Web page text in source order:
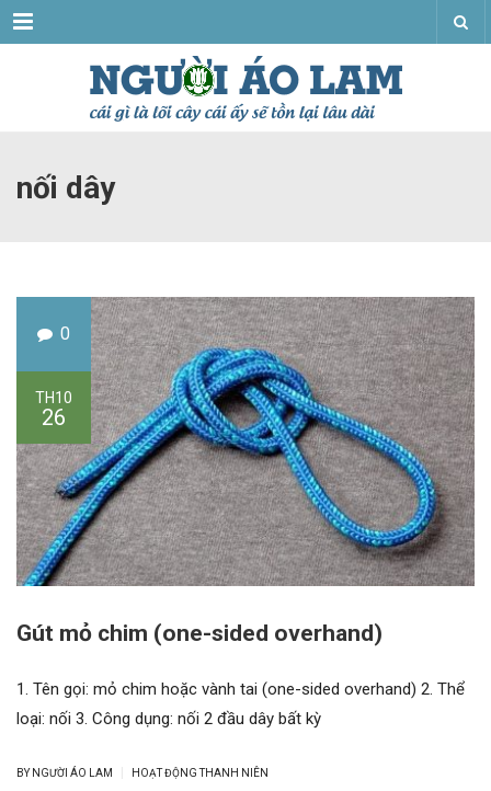
Menu
nối dây
0
TH10
26
Gút mỏ chim (one-sided overhand)
1. Tên gọi: mỏ chim hoặc vành tai (one-sided overhand) 2. Thể
loại: nối 3. Công dụng: nối 2 đầu dây bất kỳ
BY NGƯỜI ÁO LAM HOẠT ĐỘNG THANH NIÊN